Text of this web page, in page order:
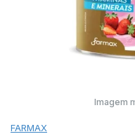
Imagem
FARMAX